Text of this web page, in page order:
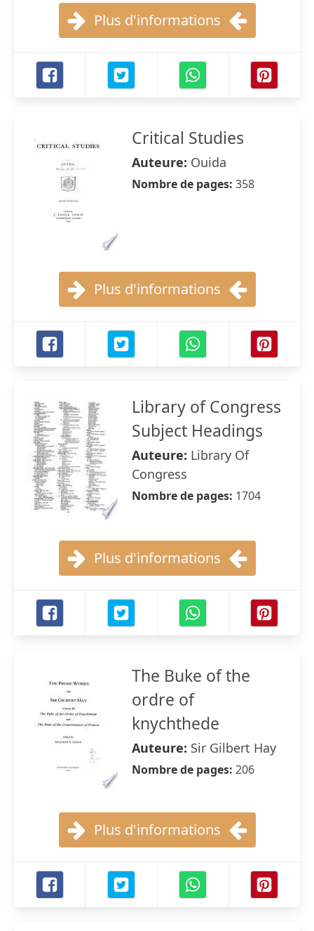
Plus d'informations
Critical Studies
Auteure: Ouida
Nombre de pages: 358
Plus d'informations
Library of Congress
Subject Headings
Auteure: Library Of
Congress
Nombre de pages: 1704
Plus d'informations
The Buke of the
ordre of
knychthede
Auteure: Sir Gilbert Hay
Nombre de pages: 206
Plus d'informations